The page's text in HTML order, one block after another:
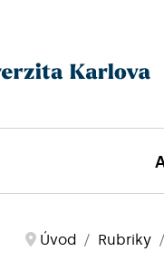
Úvod Rubriky